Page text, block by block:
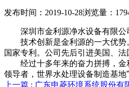
发布时间：2019-10-28浏览量：
深圳市金利源净水设备有限公司
技术创新是金利源的一大优势
国家专利。公司先后引进美国、
经过十多年来的奋力拼搏，
领导者，世界水处理设备制造基地
上一篇 : 广东申菱环境系统股份有